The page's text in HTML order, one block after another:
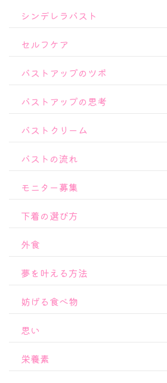
シンデレラバスト
セルフケア
バストアップのツボ
バストアップの思考
バストクリーム
バストの流れ
モニター募集
下着の選び方
外食
夢を叶える方法
妨げる食べ物
思い
栄養素